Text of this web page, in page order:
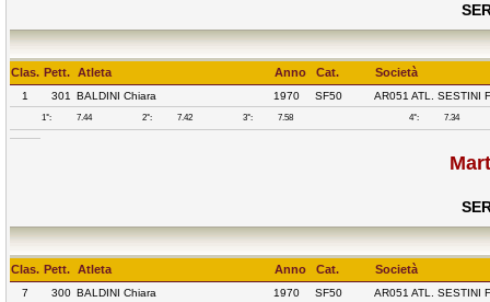
Clas. Pett. Atleta Anno Cat. Società
1 301 BALDINI Chiara 1970 SF50 AR051 ATL. SESTINI
1°: 7.44 2°: 7.42 3°: 7.58 4°: 7.34
Clas. Pett. Atleta Anno Cat. Società
7 300 BALDINI Chiara 1970 SF50 AR051 ATL. SESTINI